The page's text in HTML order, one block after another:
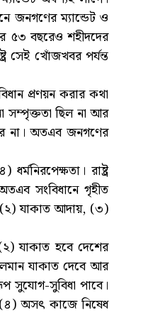
জনগণের ম্যান্ডেট ও
৫৩ বছরেও শহীদদের
সেই খোঁজখবর পর্যন্ত
প্রণয়ন করার কথা
সম্পৃক্ততা ছিল না আর
না। অতএব জনগণের
রাষ্ট্র
সংবিধানে গৃহীত
(২) যাকাত আদায়, (৩)
যাকাত হবে দেশের
যাকাত দেবে আর
সুযোগ-সুবিধা পাবে।
(৪) অসৎ কাজে নিষেধ